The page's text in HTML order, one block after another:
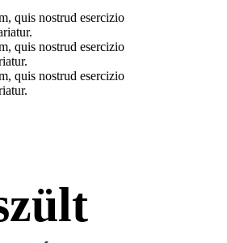
quis nostrud esercizio
quis nostrud esercizio
quis nostrud esercizio